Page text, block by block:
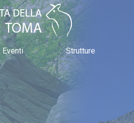
Eventi Strutture